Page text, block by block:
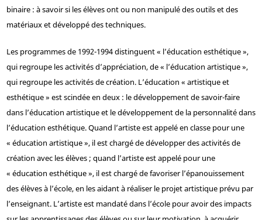
binaire : à savoir si les élèves ont ou non manipulé des outils et des
matériaux et développé des techniques.
Les programmes de 1992-1994 distinguent « l’éducation esthétique »,
qui regroupe les activités d’appréciation, de « l’éducation artistique »,
qui regroupe les activités de création. L’éducation « artistique et
esthétique » est scindée en deux : le développement de savoir-faire
dans l’éducation artistique et le développement de la personnalité dans
l’éducation esthétique. Quand l’artiste est appelé en classe pour une
« éducation artistique », il est chargé de développer des activités de
création avec les élèves ; quand l’artiste est appelé pour une
« éducation esthétique », il est chargé de favoriser l’épanouissement
des élèves à l’école, en les aidant à réaliser le projet artistique prévu par
l’enseignant. L’artiste est mandaté dans l’école pour avoir des impacts